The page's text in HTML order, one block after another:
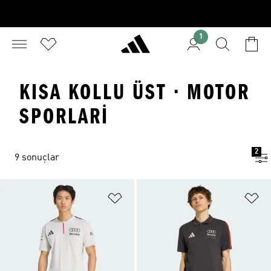
1
KISA KOLLU ÜST · MOTOR
SPORLARI
9 sonuçlar
2
Favori Listesine Ekle